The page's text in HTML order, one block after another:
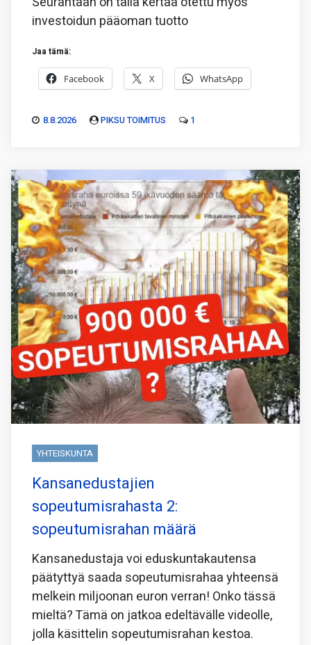
investoidun pääoman tuotto
Jaa tämä:
Facebook X WhatsApp
8.8.2026 PIKSU TOIMITUS 1
YHTEISKUNTA
Kansanedustajien
sopeutumisrahasta 2:
sopeutumisrahan määrä
Kansanedustaja voi eduskuntakautensa
päätyttyä saada sopeutumisrahaa yhteensä
melkein miljoonan euron verran! Onko tässä
mieltä? Tämä on jatkoa edeltävälle videolle,
jolla käsittelin sopeutumisrahan kestoa.